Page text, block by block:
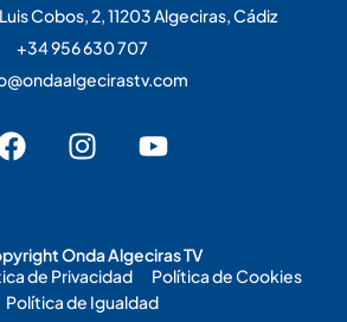
Cobos, 2, 11203 Algeciras, Cádiz
+34 956 630 707
Onda Algeciras TV
de Privacidad
Política de Cookies
Política de Igualdad